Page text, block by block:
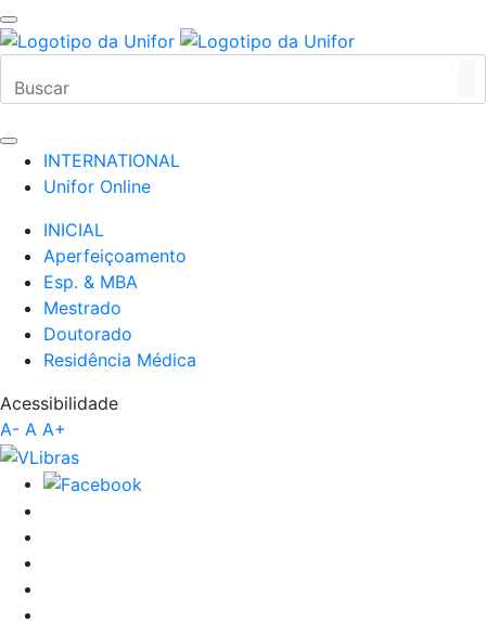
INTERNATIONAL
Unifor Online
INICIAL
Aperfeiçoamento
Esp. & MBA
Mestrado
Doutorado
Residência Médica
Acessibilidade
A- A A+